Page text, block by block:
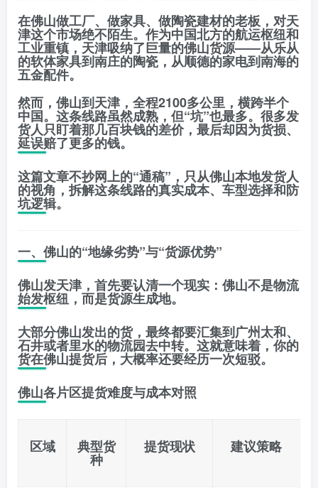
在佛山做工厂、做家具、做陶瓷建材的老板，对天
津这个市场绝不陌生。作为中国北方的航运枢纽和
工业重镇，天津吸纳了巨量的佛山货源——从乐从
的软体家具到南庄的陶瓷，从顺德的家电到南海的
五金配件。
然而，佛山到天津，全程2100多公里 ，横跨半个
中国。这条线路虽然成熟，但“坑”也最多。很多发
货人只盯着那几百块钱的差价，最后却因为货损、
延误赔了更多的钱。
这篇文章不抄网上的“通稿”，只从佛山本地发货人
的视角 ，拆解这条线路的真实成本、车型选择和防
坑逻辑。
一、佛山的“地缘劣势”与“货源优势”
佛山发天津，首先要认清一个现实： 佛山不是物流
始发枢纽，而是货源生成地。
大部分佛山发出的货，最终都要汇集到广州太和、
石井或者里水的物流园去中转。这就意味着，你的
货在佛山提货后，大概率还要经历一次短驳。
佛山各片区提货难度与成本对照
区域 典型货
种
提货现状 建议策略